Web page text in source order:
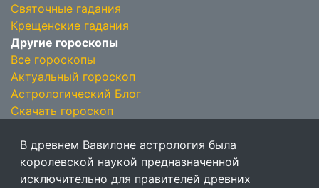
Святочные гадания
Крещенские гадания
Другие гороскопы
Все гороскопы
Актуальный гороскоп
Астрологический Блог
Скачать гороскоп
В древнем Вавилоне астрология была
королевской наукой предназначенной
исключительно для правителей древних